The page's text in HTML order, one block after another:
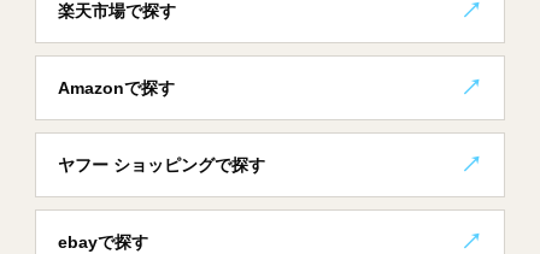
楽天市場で探す
Amazonで探す
ヤフー ショッピングで探す
ebayで探す